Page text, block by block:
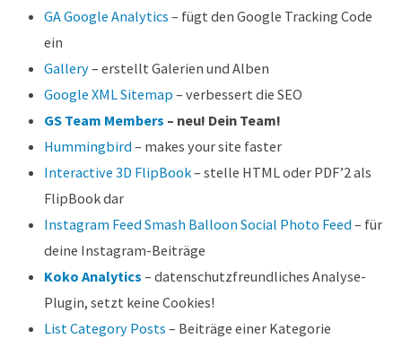
GA Google Analytics – fügt den Google Tracking Code
ein
Gallery– erstellt Galerien und Alben
Google XML Sitemap – verbessert die SEO
GS Team Members – neu! Dein Team!
Hummingbird – makes your site faster
Interactive 3D FlipBook– stelle HTML oder PDF’2 als
FlipBook dar
Instagram Feed Smash Balloon Social Photo Feed – für
deine Instagram-Beiträge
Koko Analytics – datenschutzfreundliches Analyse-
Plugin, setzt keine Cookies!
List Category Posts – Beiträge einer Kategorie